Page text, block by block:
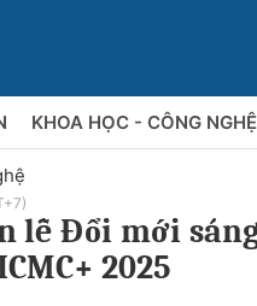
KHOA HỌC - CÔNG NGHỆ
lễ Đổi mới
2025